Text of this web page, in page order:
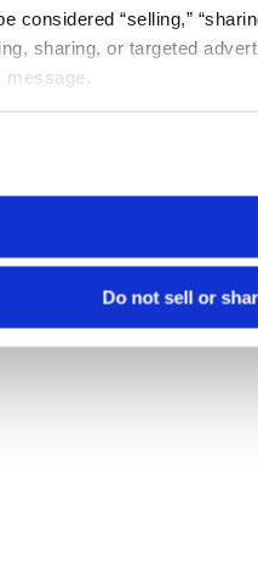
considered “selling,”
sharing, or targeted
message.
Do not sell or